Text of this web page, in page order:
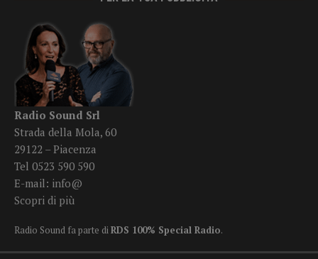
Radio Sound Srl
Strada della Mola, 60
29122 – Piacenza
Tel 0523 590 590
E-mail: info@
Scopri di più
Radio Sound fa parte diRDS 100% Special Radio.